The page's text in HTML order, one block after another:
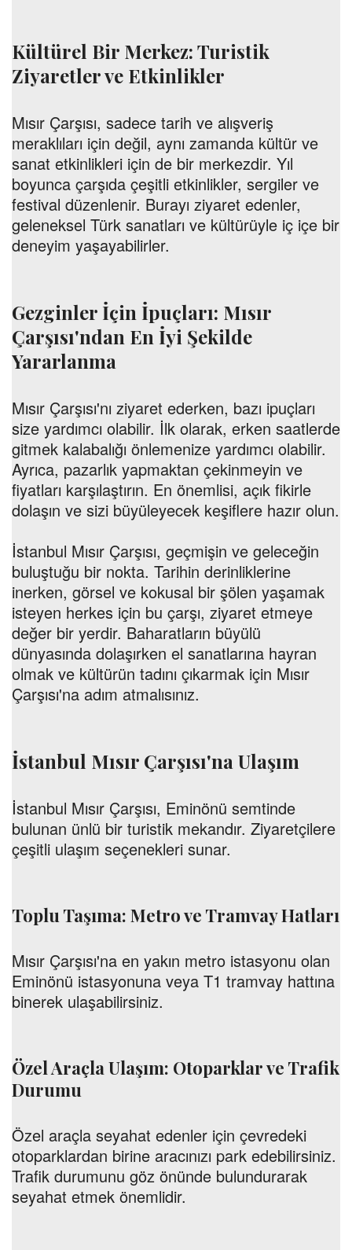
Kültürel Bir Merkez: Turistik
Ziyaretler ve Etkinlikler
Mısır Çarşısı, sadece tarih ve alışveriş
meraklıları için değil, aynı zamanda kültür ve
sanat etkinlikleri için de bir merkezdir. Yıl
boyunca çarşıda çeşitli etkinlikler, sergiler ve
festival düzenlenir. Burayı ziyaret edenler,
geleneksel Türk sanatları ve kültürüyle iç içe bir
deneyim yaşayabilirler.
Gezginler İçin İpuçları: Mısır
Çarşısı'ndan En İyi Şekilde
Yararlanma
Mısır Çarşısı'nı ziyaret ederken, bazı ipuçları
size yardımcı olabilir. İlk olarak, erken saatlerde
gitmek kalabalığı önlemenize yardımcı olabilir.
Ayrıca, pazarlık yapmaktan çekinmeyin ve
fiyatları karşılaştırın. En önemlisi, açık fikirle
dolaşın ve sizi büyüleyecek keşiflere hazır olun.
İstanbul Mısır Çarşısı, geçmişin ve geleceğin
buluştuğu bir nokta. Tarihin derinliklerine
inerken, görsel ve kokusal bir şölen yaşamak
isteyen herkes için bu çarşı, ziyaret etmeye
değer bir yerdir. Baharatların büyülü
dünyasında dolaşırken el sanatlarına hayran
olmak ve kültürün tadını çıkarmak için Mısır
Çarşısı'na adım atmalısınız.
İstanbul Mısır Çarşısı'na Ulaşım
İstanbul Mısır Çarşısı, Eminönü semtinde
bulunan ünlü bir turistik mekandır. Ziyaretçilere
çeşitli ulaşım seçenekleri sunar.
Toplu Taşıma: Metro ve Tramvay Hatları
Mısır Çarşısı'na en yakın metro istasyonu olan
Eminönü istasyonuna veya T1 tramvay hattına
binerek ulaşabilirsiniz.
Özel Araçla Ulaşım: Otoparklar ve Trafik
Durumu
Özel araçla seyahat edenler için çevredeki
otoparklardan birine aracınızı park edebilirsiniz.
Trafik durumunu göz önünde bulundurarak
seyahat etmek önemlidir.